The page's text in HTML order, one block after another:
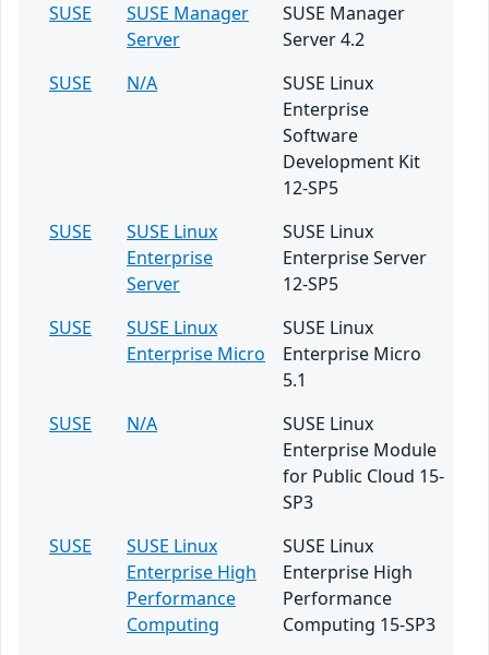
SUSE
SUSE Manager
Server
SUSE Manager
Server 4.2
SUSE
N/A
SUSE Linux
Enterprise
Software
Development Kit
12-SP5
SUSE
SUSE Linux
Enterprise
Server
SUSE Linux
Enterprise Server
12-SP5
SUSE
SUSE Linux
Enterprise Micro
SUSE Linux
Enterprise Micro
5.1
SUSE
N/A
SUSE Linux
Enterprise Module
for Public Cloud 15-
SP3
SUSE
SUSE Linux
Enterprise High
Performance
Computing
SUSE Linux
Enterprise High
Performance
Computing 15-SP3